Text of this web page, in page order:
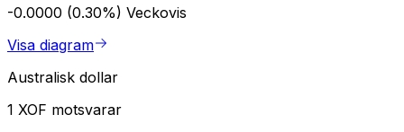
-0.0000 (0.30%) Veckovis
Visa diagram
Australisk dollar
1 XOF motsvarar